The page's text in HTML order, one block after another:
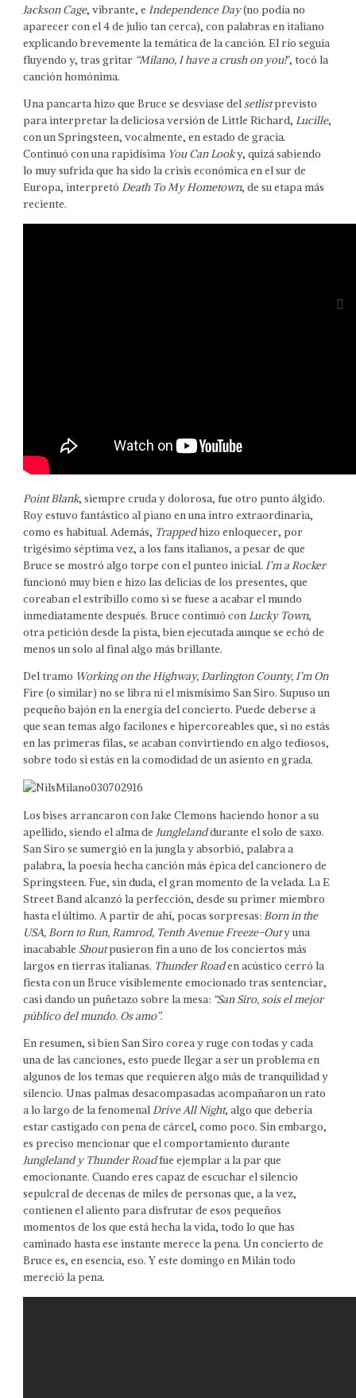
Jackson Cage, vibrante, eIndependence Day(no podía no
aparecer con el 4 de julio tan cerca), con palabras en italiano
explicando brevemente la temática de la canción. El río seguía
fluyendo y, tras gritar “Milano, I have a crush on you!”, tocó la
canción homónima.
Una pancarta hizo que Bruce se desviase delsetlistprevisto
para interpretar la deliciosa versión de Little Richard,Lucille,
con un Springsteen, vocalmente, en estado de gracia.
Continuó con una rapidísima You Can Looky, quizá sabiendo
lo muy sufrida que ha sido la crisis económica en el sur de
Europa, interpretóDeath To My Hometown, de su etapa más
reciente.
Point Blank, siempre cruda y dolorosa, fue otro punto álgido.
Roy estuvo fantástico al piano en una intro extraordinaria,
como es habitual. Además, Trappedhizo enloquecer, por
trigésimo séptima vez, a los fans italianos, a pesar de que
Bruce se mostró algo torpe con el punteo inicial.I’m a Rocker
funcionó muy bien e hizo las delicias de los presentes, que
coreaban el estribillo como si se fuese a acabar el mundo
inmediatamente después. Bruce continuó conLucky Town,
otra petición desde la pista, bien ejecutada aunque se echó de
menos un solo al final algo más brillante.
Del tramo Working on the Highway, Darlington County, I’m On
Fire (o similar) no se libra ni el mismísimo San Siro. Supuso un
pequeño bajón en la energía del concierto. Puede deberse a
que sean temas algo facilones e hipercoreables que, si no estás
en las primeras filas, se acaban convirtiendo en algo tediosos,
sobre todo si estás en la comodidad de un asiento en grada.
Los bises arrancaron con Jake Clemons haciendo honor a su
apellido, siendo el alma de Junglelanddurante el solo de saxo.
San Siro se sumergió en la jungla y absorbió, palabra a
palabra, la poesía hecha canción más épica del cancionero de
Springsteen. Fue, sin duda, el gran momento de la velada. La E
Street Band alcanzó la perfección, desde su primer miembro
hasta el último. A partir de ahí, pocas sorpresas:Born in the
USA, Born to Run, Ramrod, Tenth Avenue Freeze-Outy una
inacabable Shoutpusieron fin a uno de los conciertos más
largos en tierras italianas. Thunder Roaden acústico cerró la
fiesta con un Bruce visiblemente emocionado tras sentenciar,
casi dando un puñetazo sobre la mesa: “San Siro, sois el mejor
público del mundo. Os amo”.
En resumen, si bien San Siro corea y ruge con todas y cada
una de las canciones, esto puede llegar a ser un problema en
algunos de los temas que requieren algo más de tranquilidad y
silencio. Unas palmas desacompasadas acompañaron un rato
a lo largo de la fenomenalDrive All Night, algo que debería
estar castigado con pena de cárcel, como poco. Sin embargo,
es preciso mencionar que el comportamiento durante
Jungleland y Thunder Roadfue ejemplar a la par que
emocionante. Cuando eres capaz de escuchar el silencio
sepulcral de decenas de miles de personas que, a la vez,
contienen el aliento para disfrutar de esos pequeños
momentos de los que está hecha la vida, todo lo que has
caminado hasta ese instante merece la pena. Un concierto de
Bruce es, en esencia, eso. Y este domingo en Milán todo
mereció la pena.